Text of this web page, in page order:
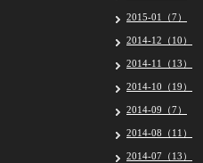
2015-01（7）
2014-12（10）
2014-11（13）
2014-10（19）
2014-09（7）
2014-08（11）
2014-07（13）